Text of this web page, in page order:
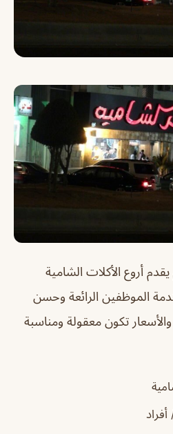
أروع الأكلات الشامية
الموظفين الرائعة وحسن
تكون معقولة ومناسبة